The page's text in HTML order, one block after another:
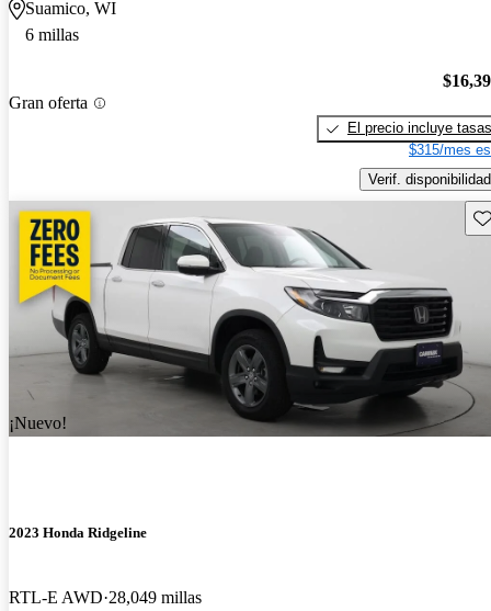
Suamico, WI
6 millas
Gran oferta
El precio incluye tasas
$315/mes
Verif. disponibilidad
¡Nuevo!
2023 Honda Ridgeline
RTL-E AWD 28,049 millas